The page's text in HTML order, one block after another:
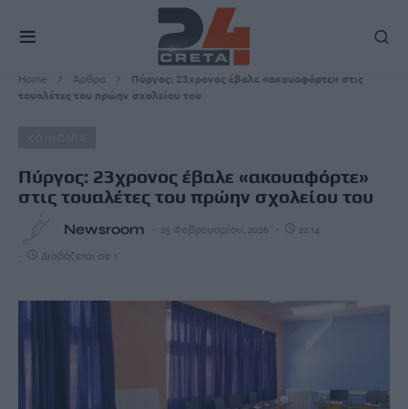
Home Άρθρα
Πύργος: 23χρονος έβαλε «ακουαφόρτε» στις
τουαλέτες του πρώην σχολείου του
Πύργος: 23χρονος έβαλε «ακουαφόρτε»
στις τουαλέτες του πρώην σχολείου του
Newsroom 25 Φεβρουαρίου, 2026 22:14
Διαβάζεται σε 1'